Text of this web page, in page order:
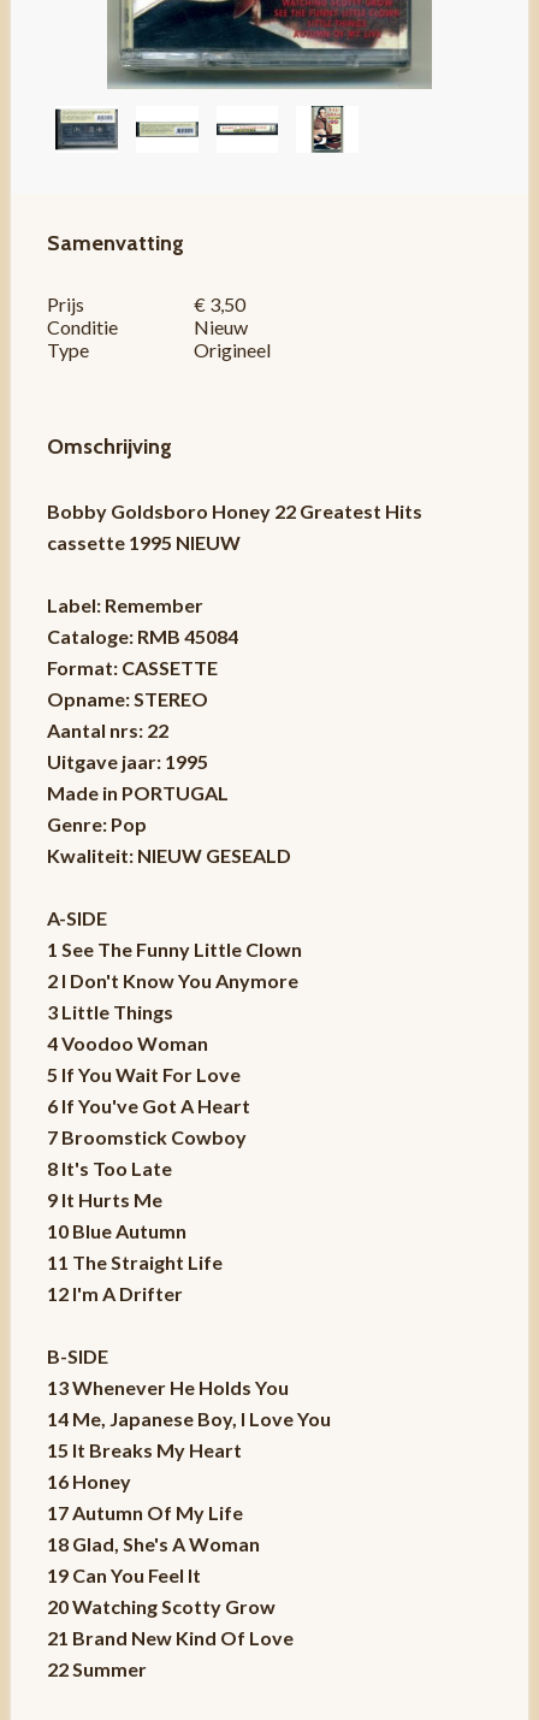
Samenvatting
Prijs
€ 3,50
Conditie
Nieuw
Type
Origineel
Omschrijving
Bobby Goldsboro Honey 22 Greatest Hits
cassette 1995 NIEUW
Label: Remember
Cataloge: RMB 45084
Format: CASSETTE
Opname: STEREO
Aantal nrs: 22
Uitgave jaar: 1995
Made in PORTUGAL
Genre: Pop
Kwaliteit: NIEUW GESEALD
A-SIDE
1 See The Funny Little Clown
2 I Don't Know You Anymore
3 Little Things
4 Voodoo Woman
5 If You Wait For Love
6 If You've Got A Heart
7 Broomstick Cowboy
8 It's Too Late
9 It Hurts Me
10 Blue Autumn
11 The Straight Life
12 I'm A Drifter
B-SIDE
13 Whenever He Holds You
14 Me, Japanese Boy, I Love You
15 It Breaks My Heart
16 Honey
17 Autumn Of My Life
18 Glad, She's A Woman
19 Can You Feel It
20 Watching Scotty Grow
21 Brand New Kind Of Love
22 Summer